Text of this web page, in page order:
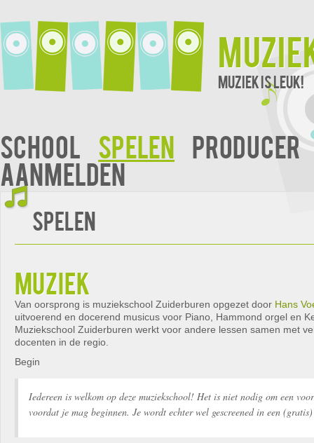
Muziek is leuk!
School Spelen Producer
Aanmelden
Spelen
muziek
Van oorsprong is muziekschool Zuiderburen opgezet door Hans
uitvoerend en docerend musicus voor Piano, Hammond orgel en
Muziekschool Zuiderburen werkt voor andere lessen samen met
docenten in de regio.
Begin
Iedereen is welkom op deze muziekschool! Het is niet nodig om een
voordat je mag beginnen. Je wordt echter wel gescreened in een